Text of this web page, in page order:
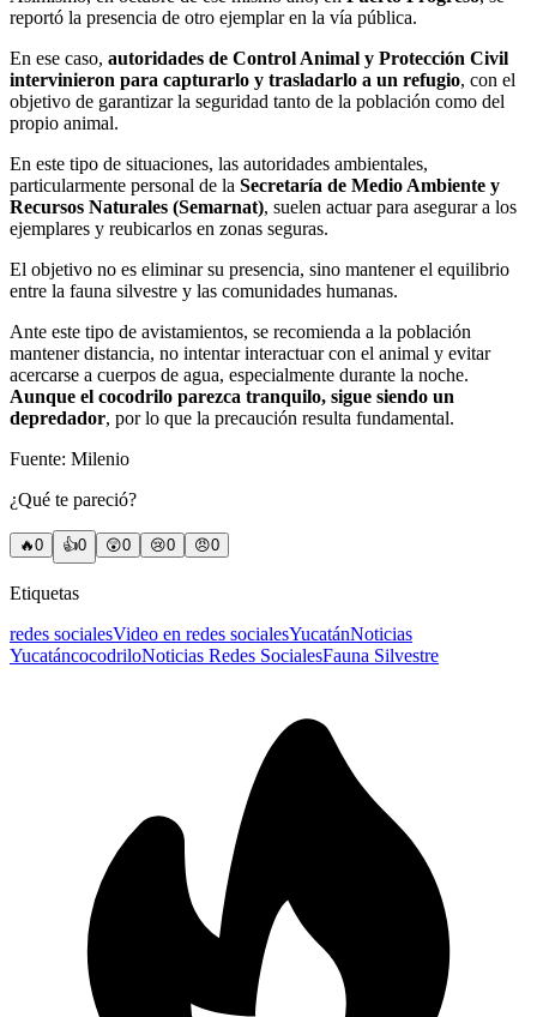
reportó la presencia de otro ejemplar en la vía pública.
En ese caso, autoridades de Control Animal y Protección Civil
intervinieron para capturarlo y trasladarlo a un refugio, con el
objetivo de garantizar la seguridad tanto de la población como del
propio animal.
En este tipo de situaciones, las autoridades ambientales,
particularmente personal de la Secretaría de Medio Ambiente y
Recursos Naturales (Semarnat), suelen actuar para asegurar a los
ejemplares y reubicarlos en zonas seguras.
El objetivo no es eliminar su presencia, sino mantener el equilibrio
entre la fauna silvestre y las comunidades humanas.
Ante este tipo de avistamientos, se recomienda a la población
mantener distancia, no intentar interactuar con el animal y evitar
acercarse a cuerpos de agua, especialmente durante la noche.
Aunque el cocodrilo parezca tranquilo, sigue siendo un
depredador, por lo que la precaución resulta fundamental.
Fuente: Milenio
¿Qué te pareció?
🔥0 👍0 😲0 😢0 😠0
Etiquetas
redes socialesVideo en redes socialesYucatánNoticias
YucatáncocodriloNoticias Redes SocialesFauna Silvestre